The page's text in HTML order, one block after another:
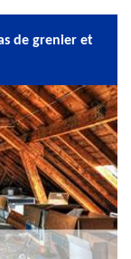
de grenier et